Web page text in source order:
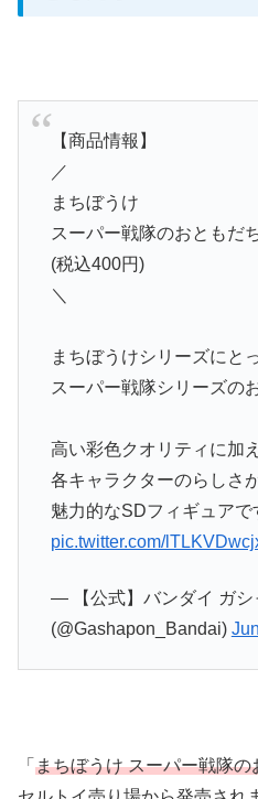
【商品情報】
／
まちぼうけ
スーパー戦隊のおともだ
(税込400円)
＼
まちぼうけシリーズにと
スーパー戦隊シリーズの
高い彩色クオリティに加え
各キャラクターのらしさ
魅力的なSDフィギュアで
pic.twitter.com/
— 【公式】バンダイ ガシ
(@Gashapon_Bandai)
「 まちぼうけ スーパー戦隊の